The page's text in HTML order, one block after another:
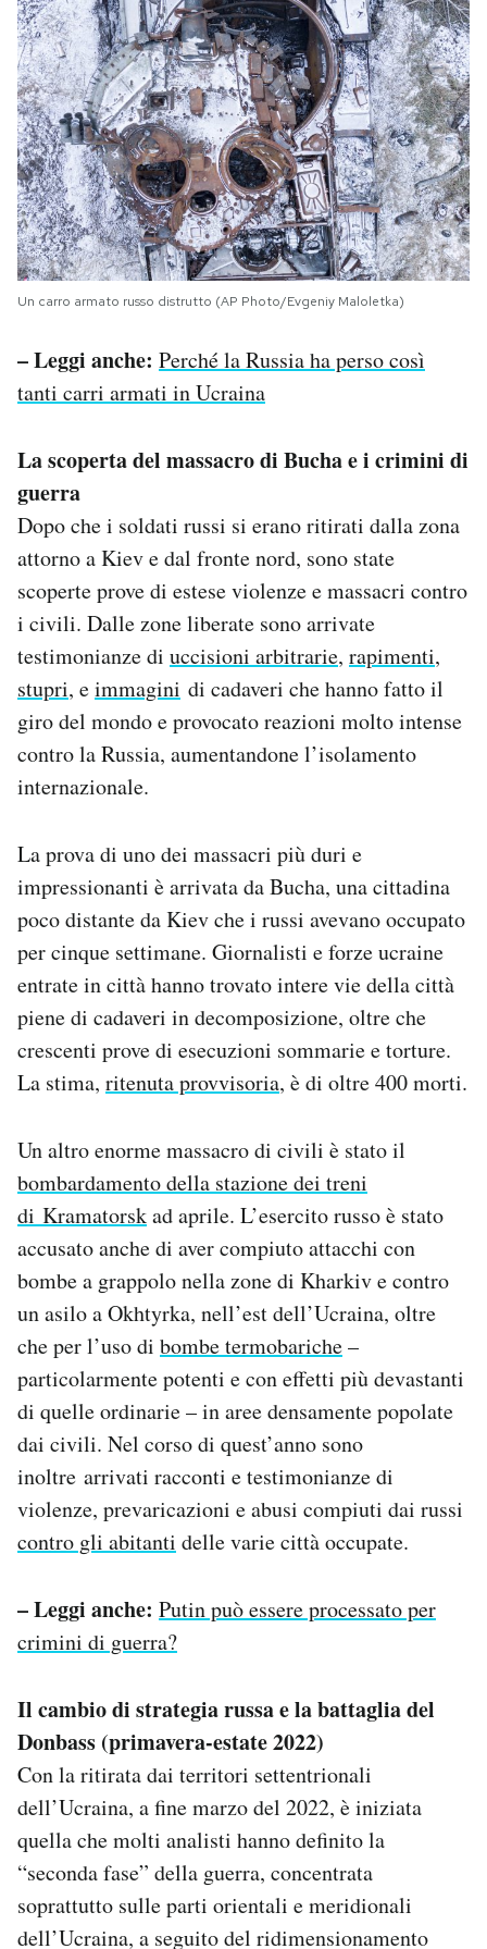
Un carro armato russo distrutto (AP Photo/Evgeniy Maloletka)
– Leggi anche: Perché la Russia ha perso così
tanti carri armati in Ucraina
La scoperta del massacro di Bucha e i crimini di
guerra
Dopo che i soldati russi si erano ritirati dalla zona
attorno a Kiev e dal fronte nord, sono state
scoperte prove di estese violenze e massacri contro
i civili. Dalle zone liberate sono arrivate
testimonianze di uccisioni arbitrarie, rapimenti,
stupri, eimmagini di cadaveri che hanno fatto il
giro del mondo e provocato reazioni molto intense
contro la Russia, aumentandone l’isolamento
internazionale.
La prova di uno dei massacri più duri e
impressionanti è arrivata da Bucha, una cittadina
poco distante da Kiev che i russi avevano occupato
per cinque settimane. Giornalisti e forze ucraine
entrate in città hanno trovato intere vie della città
piene di cadaveri in decomposizione, oltre che
crescenti prove di esecuzioni sommarie e torture.
La stima, ritenuta provvisoria, è di oltre 400 morti.
Un altro enorme massacro di civili è stato il
bombardamento della stazione dei treni
di Kramatorskad aprile. L’esercito russo è stato
accusato anche di aver compiuto attacchi con
bombe a grappolo nella zone di Kharkiv e contro
un asilo a Okhtyrka, nell’est dell’Ucraina, oltre
che per l’uso di bombe termobariche–
particolarmente potenti e con effetti più devastanti
di quelle ordinarie – in aree densamente popolate
dai civili. Nel corso di quest’anno sono
inoltre arrivati racconti e testimonianze di
violenze, prevaricazioni e abusi compiuti dai russi
contro gli abitanti delle varie città occupate.
– Leggi anche: Putin può essere processato per
crimini di guerra?
Il cambio di strategia russa e la battaglia del
Donbass (primavera-estate 2022)
Con la ritirata dai territori settentrionali
dell’Ucraina, a fine marzo del 2022, è iniziata
quella che molti analisti hanno definito la
“seconda fase” della guerra, concentrata
soprattutto sulle parti orientali e meridionali
dell’Ucraina, a seguito del ridimensionamento